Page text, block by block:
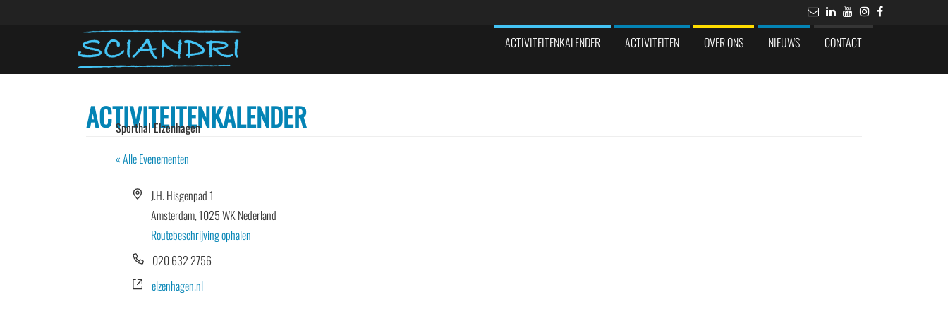
ACTIVITEITENKALENDER ACTIVITEITEN OVER ONS NIEUWS CONTACT
ACTIVITEITENKALENDER
Sporthal Elzenhagen
« Alle Evenementen
AdresJ.H. Hisgenpad 1
Amsterdam,1025 WKNederland
Routebeschrijving ophalen
Telefoon020 632 2756
Websiteelzenhagen.nl